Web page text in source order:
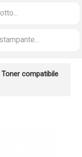
Toner compatibile